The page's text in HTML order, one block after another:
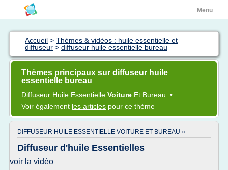
Menu
Accueil > Thèmes & vidéos : huile essentielle et
diffuseur > diffuseur huile essentielle bureau
Thèmes principaux sur diffuseur huile
essentielle bureau
Diffuseur Huile Essentielle Voiture Et Bureau •
Voir également les articles pour ce thème
DIFFUSEUR HUILE ESSENTIELLE VOITURE ET BUREAU »
Diffuseur d'huile Essentielles
voir la vidéo